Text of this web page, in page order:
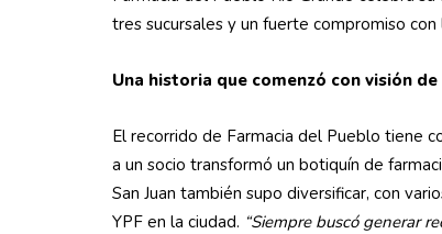
tres sucursales y un fuerte compromiso con
Una historia que comenzó con visión
El recorrido de Farmacia del Pueblo tiene
a un socio transformó un botiquín de
San Juan también supo diversificar, con
YPF en la ciudad. “Siempre buscó generar